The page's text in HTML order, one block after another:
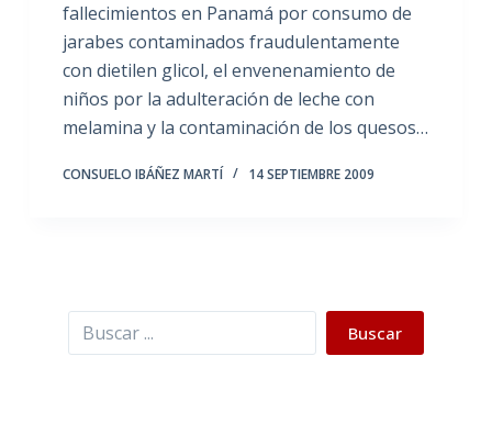
fallecimientos en Panamá por consumo de
jarabes contaminados fraudulentamente
con dietilen glicol, el envenenamiento de
niños por la adulteración de leche con
melamina y la contaminación de los quesos…
CONSUELO IBÁÑEZ MARTÍ 14 SEPTIEMBRE 2009
Buscar Buscar